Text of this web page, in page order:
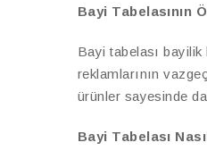
Bayi Tabelasının
Bayi tabelası bayilik
reklamlarının
ürünler sayesinde
Bayi Tabelası